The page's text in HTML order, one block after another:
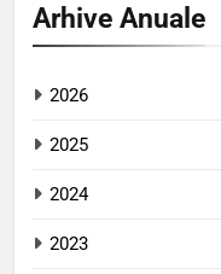
Arhive Anuale
2026
2025
2024
2023